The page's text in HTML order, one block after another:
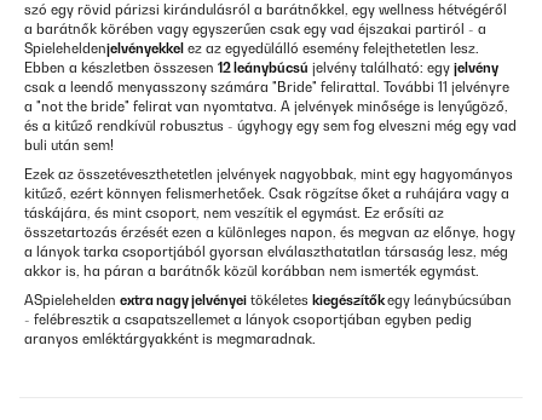
szó egy rövid párizsi kirándulásról a barátnőkkel, egy wellness hétvégéről
a barátnők körében vagy egyszerűen csak egy vad éjszakai partiról - a
Spieleheldenjelvényekkel ez az egyedülálló esemény felejthetetlen lesz.
Ebben a készletben összesen 12 leánybúcsú jelvény található: egy jelvény
csak a leendő menyasszony számára "Bride" felirattal. További 11 jelvényre
a "not the bride" felirat van nyomtatva. A jelvények minősége is lenyűgöző,
és a kitűző rendkívül robusztus - úgyhogy egy sem fog elveszni még egy vad
buli után sem!
Ezek az összetéveszthetetlen jelvények nagyobbak, mint egy hagyományos
kitűző, ezért könnyen felismerhetőek. Csak rögzítse őket a ruhájára vagy a
táskájára, és mint csoport, nem veszítik el egymást. Ez erősíti az
összetartozás érzését ezen a különleges napon, és megvan az előnye, hogy
a lányok tarka csoportjából gyorsan elválaszthatatlan társaság lesz, még
akkor is, ha páran a barátnők közül korábban nem ismerték egymást.
ASpielehelden extra nagy jelvényei tökéletes kiegészítőkegy leánybúcsúban
- felébresztik a csapatszellemet a lányok csoportjában egyben pedig
aranyos emléktárgyakként is megmaradnak.